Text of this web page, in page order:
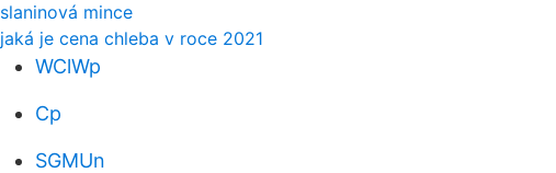
slaninová mince
jaká je cena chleba v roce 2021
WClWp
Cp
SGMUn